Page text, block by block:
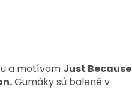
a motívom Just Because
Gumáky sú balené v